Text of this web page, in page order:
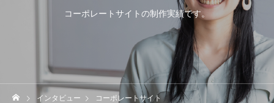
コーポレートサイトの制作実績です。
インタビュー コーポレートサイト